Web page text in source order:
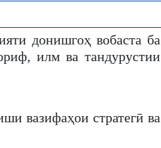
донишгоҳ вобаста ба
илм ва тандурустии
вазифаҳои стратегӣ ва